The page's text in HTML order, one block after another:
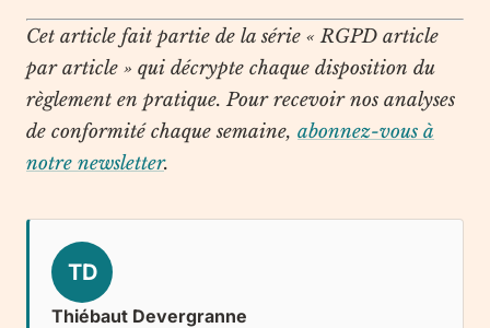
Cet article fait partie de la série « RGPD article
par article » qui décrypte chaque disposition du
règlement en pratique. Pour recevoir nos analyses
de conformité chaque semaine, abonnez-vous à
notre newsletter.
TD
Thiébaut Devergranne